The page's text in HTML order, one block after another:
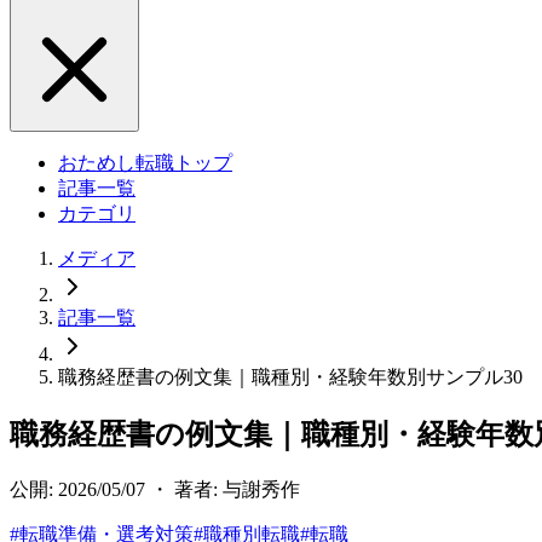
おためし転職トップ
記事一覧
カテゴリ
メディア
記事一覧
職務経歴書の例文集｜職種別・経験年数別サンプル30
職務経歴書の例文集｜職種別・経験年
公開: 2026/05/07 ・ 著者: 与謝秀作
#転職準備・選考対策#職種別転職#転職